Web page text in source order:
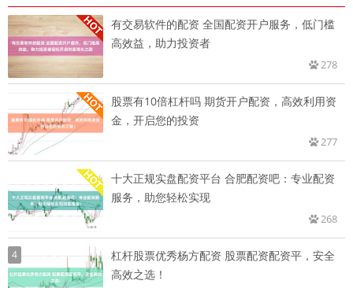
有交易软件的配资 全国配资开户服务，低门槛
高效益，助力投资者
278
股票有10倍杠杆吗 期货开户配资，高效利用资
金，开启您的投资
277
十大正规实盘配资平台 合肥配资吧：专业配资
服务，助您轻松实现
268
4
杠杆股票优秀杨方配资 股票配资配资平，安全
高效之选！